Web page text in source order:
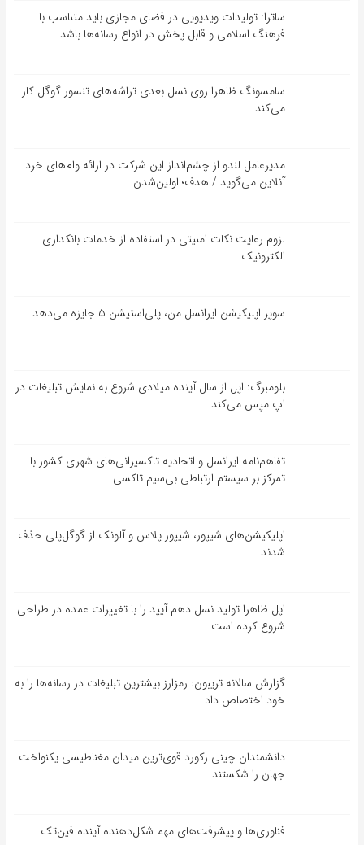
ساترا: تولیدات ویدیویی در فضای مجازی باید متناسب با
فرهنگ اسلامی و قابل پخش در انواع رسانه‌ها باشد
سامسونگ ظاهرا روی نسل بعدی تراشه‌های تنسور گوگل کار
می‌کند
مدیرعامل لندو از چشم‌انداز این شرکت در ارائه وام‌های خرد
آنلاین می‌گوید / هدف؛ اولین‌شدن
لزوم رعایت نکات امنیتی در استفاده از خدمات بانکداری
الکترونیک
سوپر اپلیکیشن ایرانسل من، پلی‌استیشن ۵ جایزه می‌دهد
بلومبرگ: اپل از سال آینده میلادی شروع به نمایش تبلیغات در
اپ مپس می‌کند
تفاهم‌نامه‌ ایرانسل و اتحادیه تاکسیرانی‌های شهری کشور با
تمرکز بر سیستم ارتباطی بی‌سیم تاکسی
اپلیکیشن‌های شیپور، شیپور پلاس و آلونک از گوگل‌پلی حذف
شدند
اپل ظاهرا تولید نسل دهم آیپد را با تغییرات عمده در طراحی
شروع کرده است
گزارش سالانه تریبون: رمزارز بیشترین تبلیغات در رسانه‌ها را به
خود اختصاص داد
دانشمندان چینی رکورد قوی‌ترین میدان مغناطیسی یکنواخت
جهان را شکستند
فناوری‌ها و پیشرفت‌های مهم شکل‌دهنده آینده فین‌تک